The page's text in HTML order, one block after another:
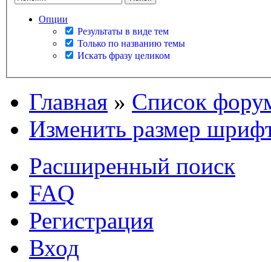
Опции
Результаты в виде тем
Только по названию темы
Искать фразу целиком
Главная » Список
Изменить размер
Расширенный поиск
FAQ
Регистрация
Вход